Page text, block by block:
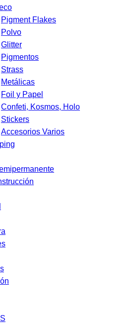
Pigment Flakes
Polvo
Glitter
Pigmentos
Strass
Metálicas
Foil y Papel
Confeti, Kosmos, Holo
Stickers
Accesorios Varios